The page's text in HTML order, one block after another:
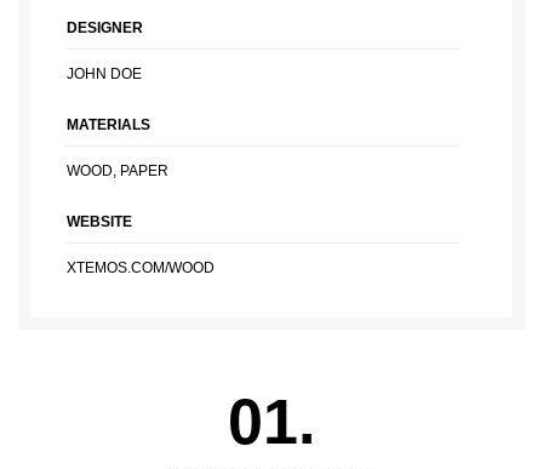
DESIGNER
JOHN DOE
MATERIALS
WOOD, PAPER
WEBSITE
XTEMOS.COM/WOOD
01.